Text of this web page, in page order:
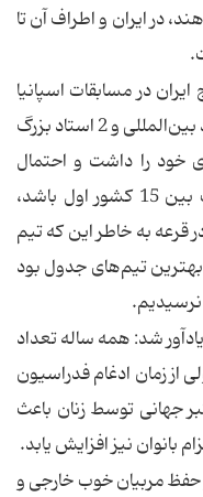
در ایران و اطراف آن تا
در مسابقات اسپانیا
بالاتر از سال قبل بوده و با حضور 2 استاد بین‌المللی و 2 استاد بزرگ
خود را داشت و احتمال
می‌رفت كه ایران در پایان این مسابقات بین 15 كشور اول باشد،
به خاطر این كه تیم
تیم‌های جدول بود
نرسیدیم.
یادآور شد: همه ساله تعداد
از زمان ادغام فدراسیون
جهانی توسط زنان باعث
بانوان نیز افزایش یابد.
مربیان خوب خارجی و